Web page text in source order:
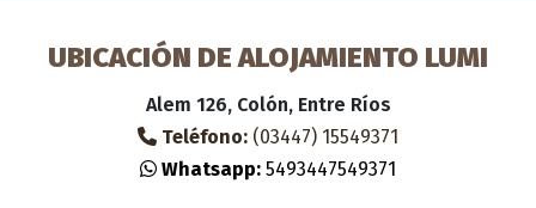
UBICACIÓN DE ALOJAMIENTO LUMI
Alem 126, Colón, Entre Ríos
Teléfono: (03447) 15549371
Whatsapp: 5493447549371